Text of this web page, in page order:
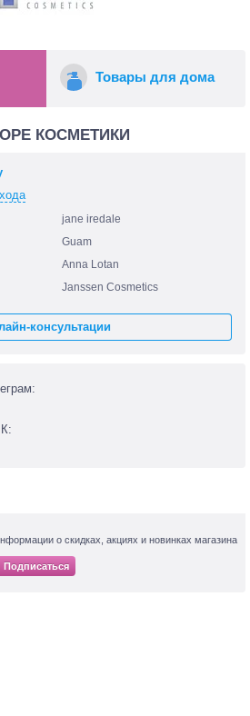
Товары для дома
КОСМЕТИКИ
jane iredale
Guam
Anna Lotan
Janssen Cosmetics
консультации
о скидках, акциях и новинках магазина
Подписаться